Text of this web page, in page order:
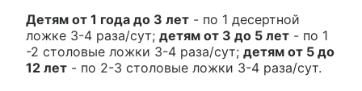
Детям от 1 года до 3 лет - по 1 десертной
ложке 3-4 раза/сут; детям от 3 до 5 лет - по 1
-2 столовые ложки 3-4 раза/сут; детям от 5 до
12 лет - по 2-3 столовые ложки 3-4 раза/сут.